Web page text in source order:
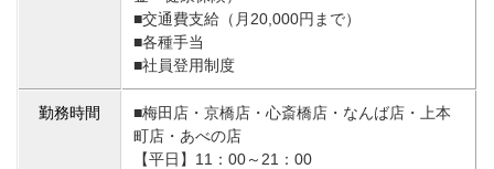
■交通費支給（月20,000円まで）
■各種手当
■社員登用制度
勤務時間
■梅田店・京橋店・心斎橋店・なんば店・上本
町店・あべの店
【平日】11：00～21：00